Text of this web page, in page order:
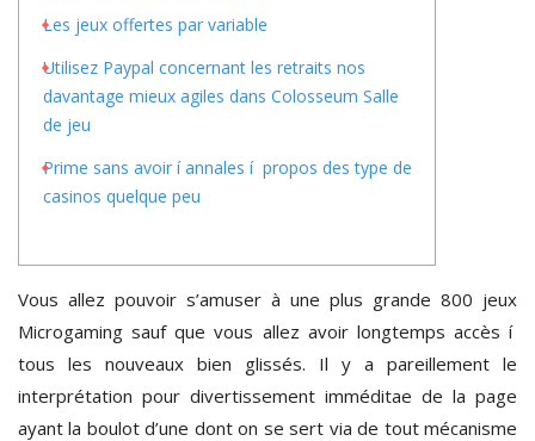
Les jeux offertes par variable
Utilisez Paypal concernant les retraits nos
davantage mieux agiles dans Colosseum Salle
de jeu
Prime sans avoir í annales í propos des type de
casinos quelque peu
Vous allez pouvoir s’amuser à une plus grande 800 jeux
Microgaming sauf que vous allez avoir longtemps accès í
tous les nouveaux bien glissés. Il y a pareillement le
interprétation pour divertissement imméditae de la page
ayant la boulot d’une dont on se sert via de tout mécanisme